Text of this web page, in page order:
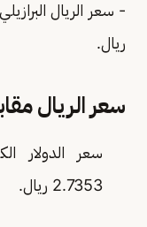
ريال.
سعر الريال
سعر الدولار
2.7353 ريال.